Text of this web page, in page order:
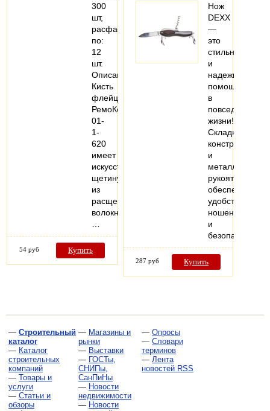
300
шт,
расфасовано
по:
12
шт.
Описание:
Кисть
флейцевая
РемоКолор
01-
1-
620
имеет
искусственную
щетину
из
расщепленного
волокна.
54 руб Купить
Нож
DEXX
—
это
стильный
и
надежный
помощник
в
повседневной
жизни!
Складная
конструкция
и
металлическая
рукоять
обеспечивают
удобство
ношения
и
безопасность…
287 руб Купить
— Строительный
каталог
— Каталог
строительных
компаний
— Товары и
услуги
— Статьи и
обзоры
— Магазины и
рынки
— Выставки
— ГОСТы,
СНИПы,
СанПиНы
— Новости
недвижимости
— Новости
— Опросы
— Словари
терминов
— Лента
новостей RSS